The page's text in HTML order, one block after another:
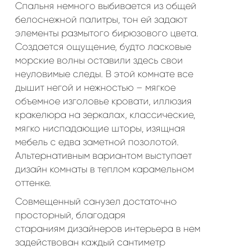
Спальня немного выбивается из общей
белоснежной палитры, тон ей задают
элементы размытого бирюзового цвета.
Создается ощущение, будто ласковые
морские волны оставили здесь свои
неуловимые следы. В этой комнате все
дышит негой и нежностью – мягкое
объемное изголовье кровати, иллюзия
кракелюра на зеркалах, классические,
мягко ниспадающие шторы, изящная
мебель с едва заметной позолотой.
Альтернативным вариантом выступает
дизайн комнаты в теплом карамельном
оттенке.
Совмещенный санузел достаточно
просторный, благодаря
стараниям дизайнеров интерьера в нем
задействован каждый сантиметр